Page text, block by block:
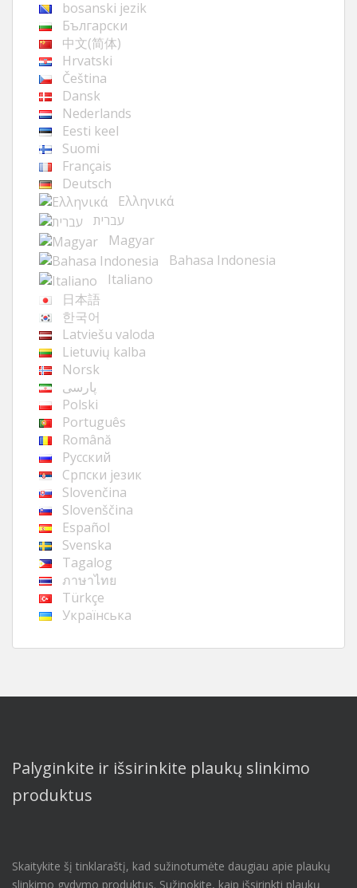
bosanski jezik
Български
中文(简体)
Hrvatski
Čeština
Dansk
Nederlands
Eesti keel
Suomi
Français
Deutsch
Ελληνικά
עברית
Magyar
Bahasa Indonesia
Italiano
日本語
한국어
Latviešu valoda
Lietuvių kalba
Norsk
پارسی
Polski
Português
Română
Русский
Cрпски језик
Slovenčina
Slovenščina
Español
Svenska
Tagalog
ภาษาไทย
Türkçe
Українська
Palyginkite ir išsirinkite plaukų slinkimo
produktus
Skaitykite šį tinklaraštį, kad sužinotumėte daugiau apie plaukų
slinkimo gydymo produktus. Sužinokite, kaip išsirinkti plaukų